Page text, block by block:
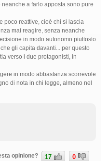
a farlo apposta sono pure
poco reattive, cioè chi si lascia
mai reagire, senza neanche
in modo autonomo piuttosto
gli capita davanti... per questo
verso i due protagonisti, in
in modo abbastanza scorrevole
di nota in chi legge, almeno nel
opinione? 17 0